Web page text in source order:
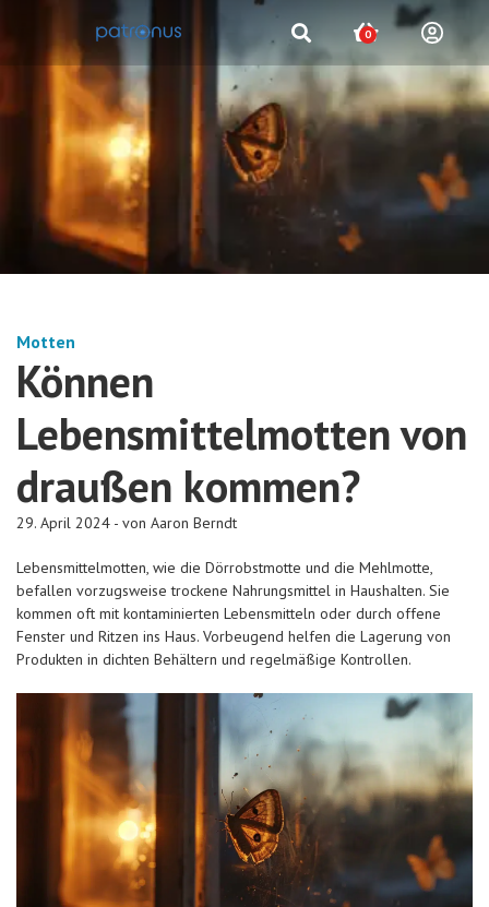
0
Motten
Können
Lebensmittelmotten von
draußen kommen?
29. April 2024 - von Aaron Berndt
Lebensmittelmotten, wie die Dörrobstmotte und die Mehlmotte,
befallen vorzugsweise trockene Nahrungsmittel in Haushalten. Sie
kommen oft mit kontaminierten Lebensmitteln oder durch offene
Fenster und Ritzen ins Haus. Vorbeugend helfen die Lagerung von
Produkten in dichten Behältern und regelmäßige Kontrollen.